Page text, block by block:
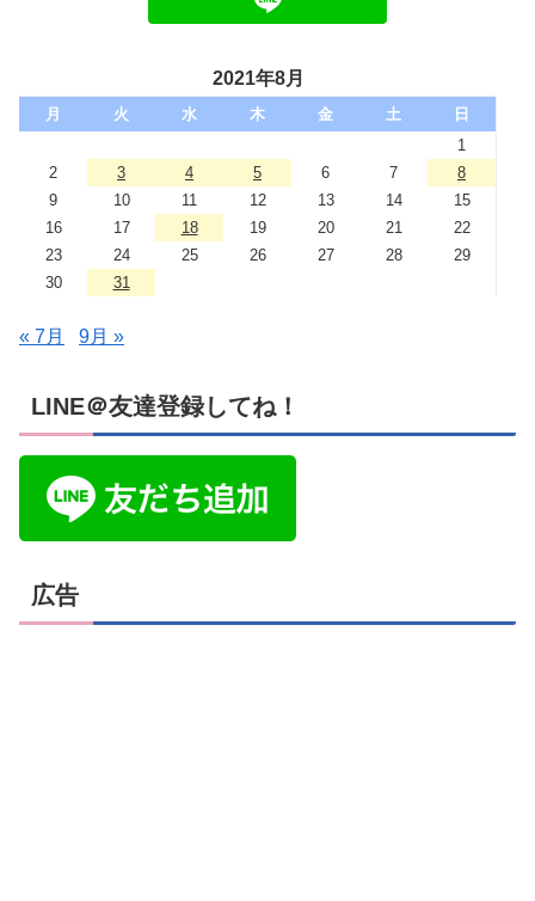
2021年8月
月 火 水 木 金 土
日
1
2
3 4 5 6 7
8
9
10 11 12 13 14
15
16
17 18 19 20 21
22
23
24 25 26 27 28
29
30
31
« 7月 9月 »
LINE＠友達登録してね！
広告